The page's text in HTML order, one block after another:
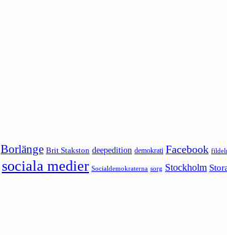
Borlänge Brit Stakston deepedition demokrati Facebook
sociala medier Socialdemokraterna sorg Stockholm